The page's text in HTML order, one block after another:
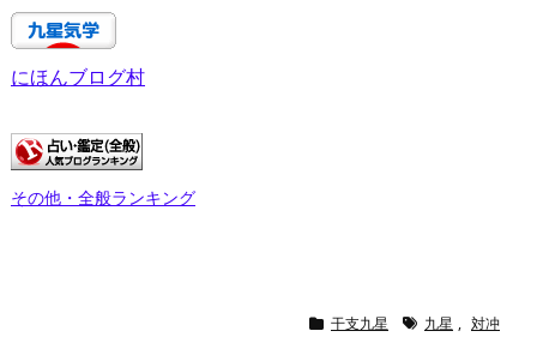
にほんブログ村
その他・全般ランキング
干支九星 九星 , 対冲